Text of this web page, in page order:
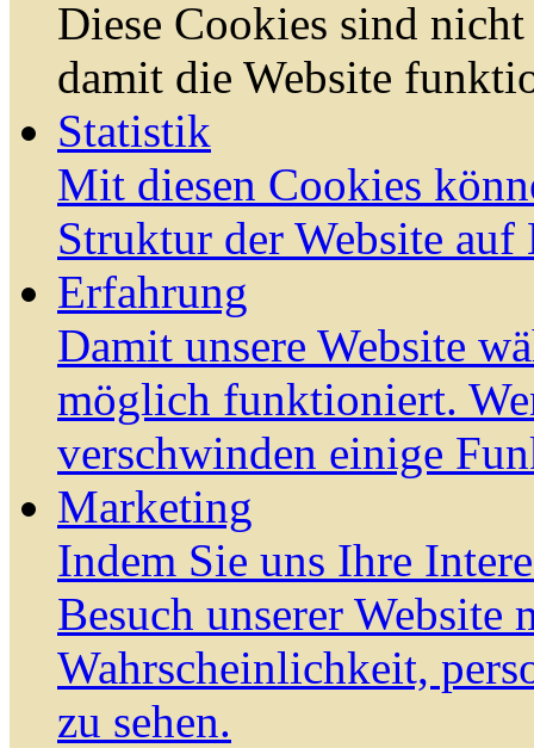
Diese Cookies sind
damit die Website
Statistik
Mit diesen Cookies
Struktur der Website auf
Erfahrung
Damit unsere Website
möglich funktioniert.
verschwinden einige
Marketing
Indem Sie uns Ihre
Besuch unserer Website
Wahrscheinlichkeit,
zu sehen.